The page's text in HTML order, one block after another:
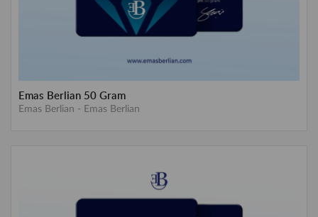
Emas Berlian 50 Gram
Emas Berlian - Emas Berlian